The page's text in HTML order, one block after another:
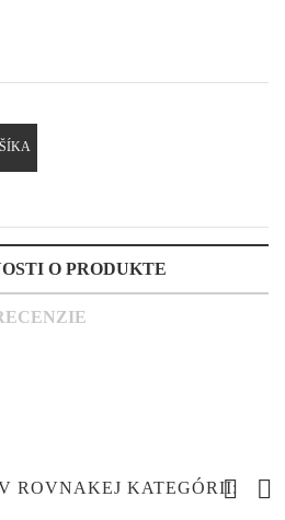
O PRODUKTE
ROVNAKEJ KATEGÓRII: